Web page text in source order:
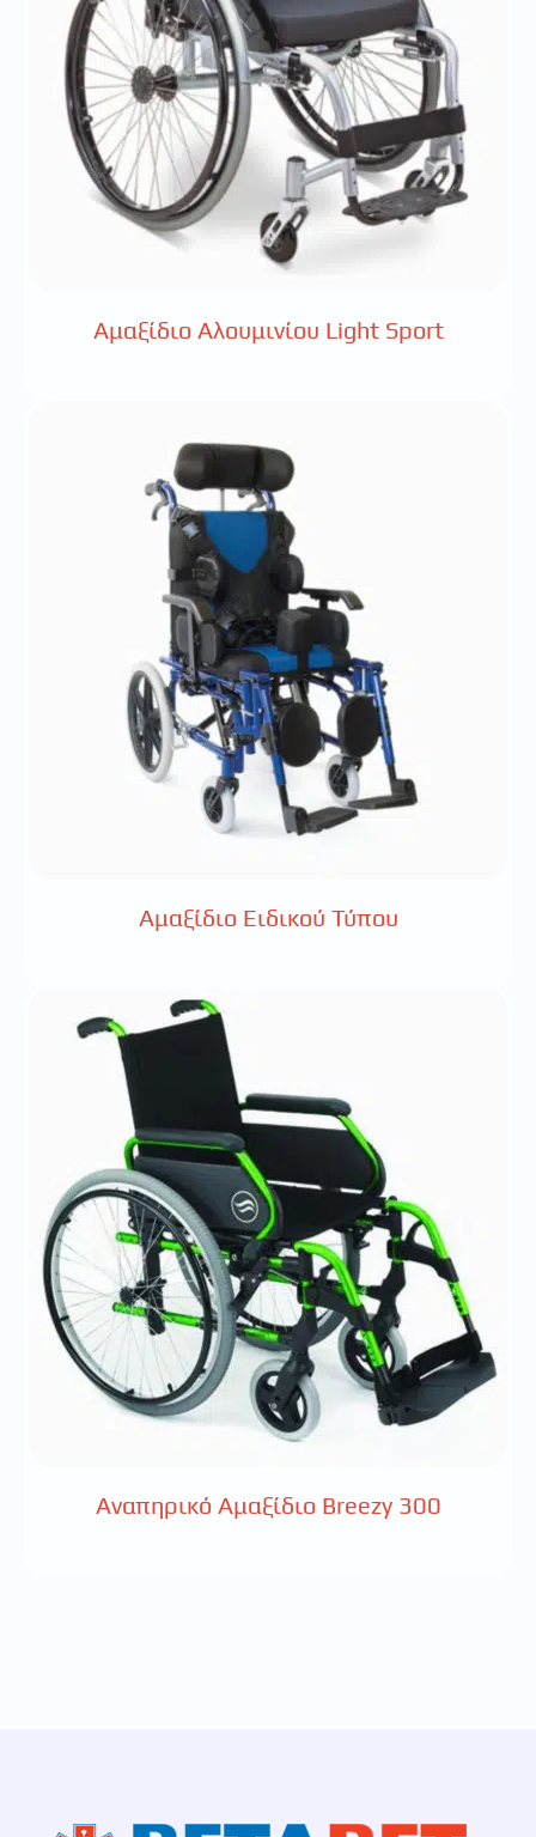
Αμαξίδιο Αλουμινίου Light Sport
Αμαξίδιο Ειδικού Τύπου
Αναπηρικό Αμαξίδιο Breezy 300